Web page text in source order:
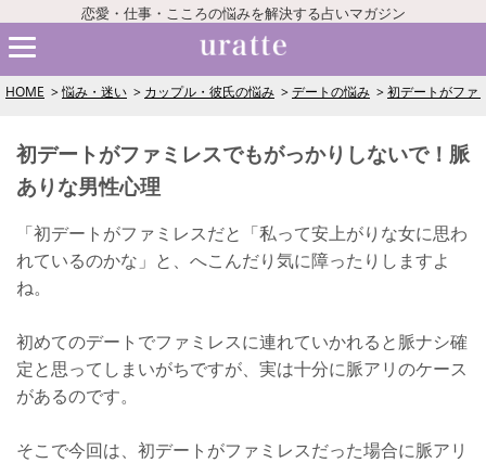
恋愛・仕事・こころの悩みを解決する占いマガジン
HOME 悩み・迷い カップル・彼氏の悩み デートの悩み 初デートがファ
初デートがファミレスでもがっかりしないで！脈
ありな男性心理
「初デートがファミレスだと「私って安上がりな女に思わ
れているのかな」と、へこんだり気に障ったりしますよ
ね。
初めてのデートでファミレスに連れていかれると脈ナシ確
定と思ってしまいがちですが、実は十分に脈アリのケース
があるのです。
そこで今回は、初デートがファミレスだった場合に脈アリ